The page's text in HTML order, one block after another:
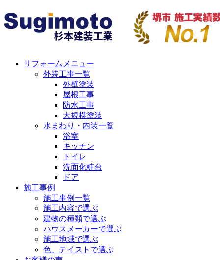
リフォームメニュー
外装工事一覧
外壁塗装
屋根工事
防水工事
大規模塗装
水まわり・内装一覧
浴室
キッチン
トイレ
洗面化粧台
ドア
施工事例
施工事例一覧
施工内容で選ぶ
建物の種類で選ぶ
ハウスメーカーで選ぶ
施工地域で選ぶ
色、テイストで選ぶ